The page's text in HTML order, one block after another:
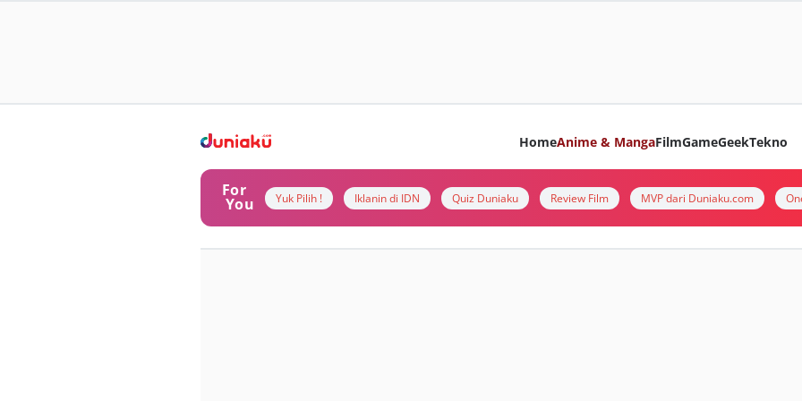
HomeAnime & MangaFilmGameGeekTekno
For
You Yuk Pilih ! Iklanin di IDN Quiz Duniaku Review Film MVP dari Duniaku.com